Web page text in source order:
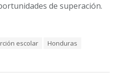
de superación.
escolar
Honduras